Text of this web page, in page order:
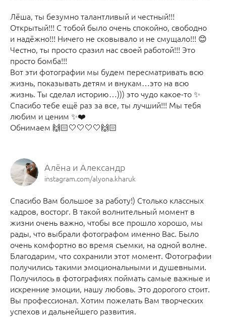
Лёша, ты безумно талантливый и честный!!!
Открытый!!! С тобой было очень спокойно, свободно
и надёжно!!! Ничего не сковывало и не смущало!!! 😊
Честно, ты просто сразил нас своей работой!!! Это
просто бомба!!!
Вот эти фотографии мы будем пересматривать всю
жизнь, показывать детям и внукам…это на всю
жизнь. Ты сделал историю…))) это чудо какое-то ✨
Спасибо тебе ещё раз за все, ты лучший!!! Мы тебя
любим и ценим ✨❤️
Обнимаем 🙌🏻🤍🤍🤍🤍🙌🏻
Алёна и Александр
instagram.com/alyona.kharuk
Cпасибо Вам большое за работу!) Столько классных
кадров, восторг. В такой волнительный момент в
жизни очень важно, чтобы все прошло хорошо, мы
рады, что выбрали фотографом именно Вас. Было
очень комфортно во время съемки, на одной волне.
Благодарим, что сохранили этот момент. Фотографии
получились такими эмоциональными и душевными.
Получилось в фотографиях поймать самые важные и
искренние эмоции, нашу любовь. Это дорогого стоит.
Вы профессионал. Хотим пожелать Вам творческих
успехов и дальнейшего развития.